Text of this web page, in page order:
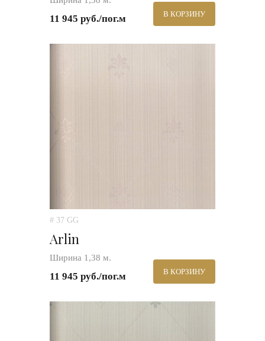
11 945 руб./пог.м В КОРЗИНУ
# 37 GG
Arlin
Ширина 1,38 м.
11 945 руб./пог.м В КОРЗИНУ